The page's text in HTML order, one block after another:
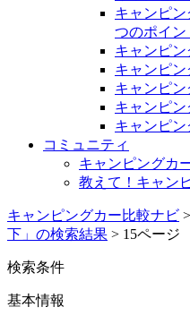
キャンピ
つのポイン
キャンピ
キャンピ
キャンピ
キャンピ
キャンピ
コミュニティ
キャンピングカ
教えて！キャン
キャンピングカー比較ナビ >
下」の検索結果 > 15ページ
検索条件
基本情報